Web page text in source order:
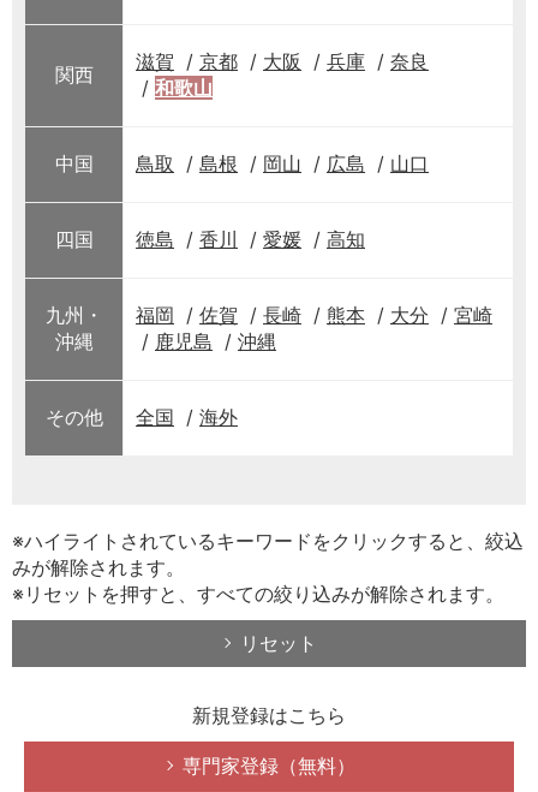
関西
滋賀 京都 大阪 兵庫
奈良
和歌山
中国 鳥取 島根 岡山 広島 山口
四国 徳島 香川 愛媛 高知
九州・
沖縄
福岡 佐賀 長崎 熊本 大分
宮崎
鹿児島
沖縄
その他 全国 海外
※ハイライトされているキーワードをクリックすると、絞込
みが解除されます。
※リセットを押すと、すべての絞り込みが解除されます。
リセット
新規登録はこちら
専門家登録（無料）